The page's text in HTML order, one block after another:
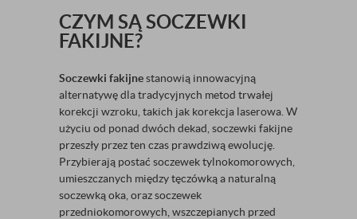
CZYM SĄ SOCZEWKI
FAKIJNE?
Soczewki fakijnestanowią innowacyjną
alternatywę dla tradycyjnych metod trwałej
korekcji wzroku, takich jak korekcja laserowa. W
użyciu od ponad dwóch dekad, soczewki fakijne
przeszły przez ten czas prawdziwą ewolucję.
Przybierają postać soczewek tylnokomorowych,
umieszczanych między tęczówką a naturalną
soczewką oka, oraz soczewek
przedniokomorowych, wszczepianych przed